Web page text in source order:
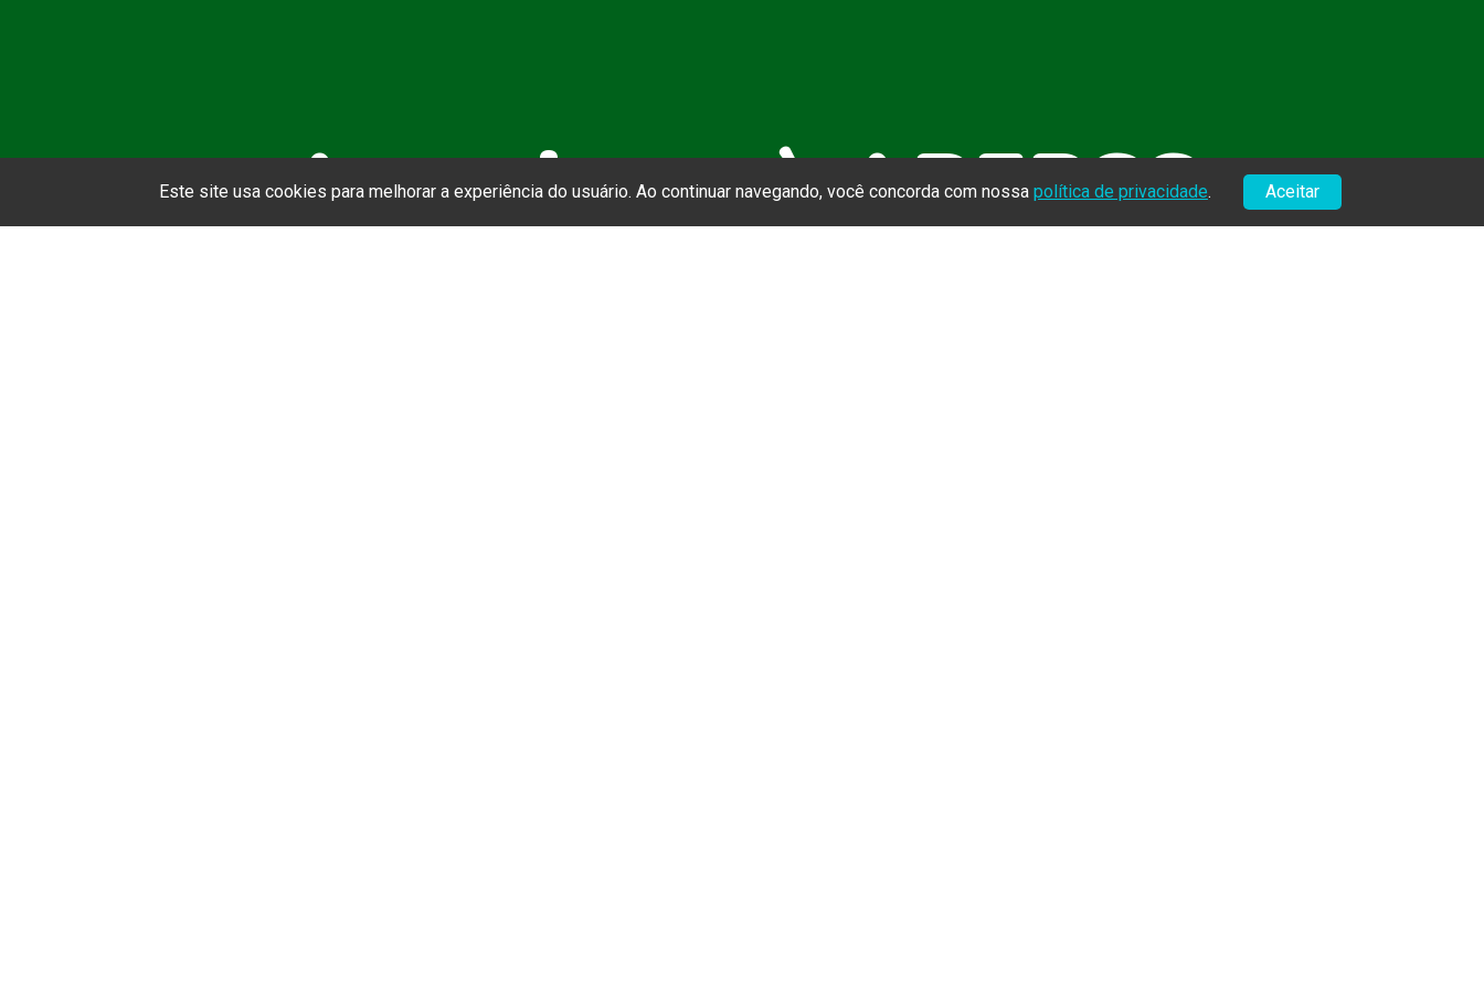
Associe-se à ABEPSS
Este site usa cookies para melhorar a experiência do usuário. Ao continuar navegando, você concorda com nossa política de privacidade. Aceitar